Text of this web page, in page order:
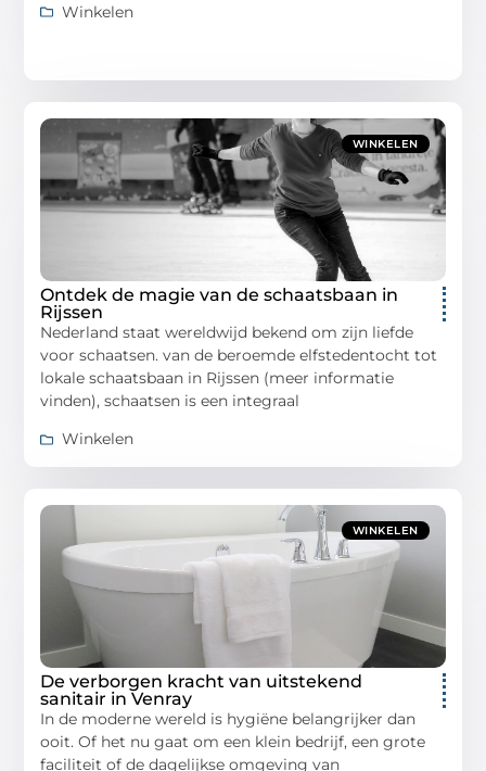
Winkelen
WINKELEN
Ontdek de magie van de schaatsbaan in
Rijssen
Nederland staat wereldwijd bekend om zijn liefde
voor schaatsen. van de beroemde elfstedentocht tot
lokale schaatsbaan in Rijssen (meer informatie
vinden), schaatsen is een integraal
Winkelen
WINKELEN
De verborgen kracht van uitstekend
sanitair in Venray
In de moderne wereld is hygiëne belangrijker dan
ooit. Of het nu gaat om een klein bedrijf, een grote
faciliteit of de dagelijkse omgeving van